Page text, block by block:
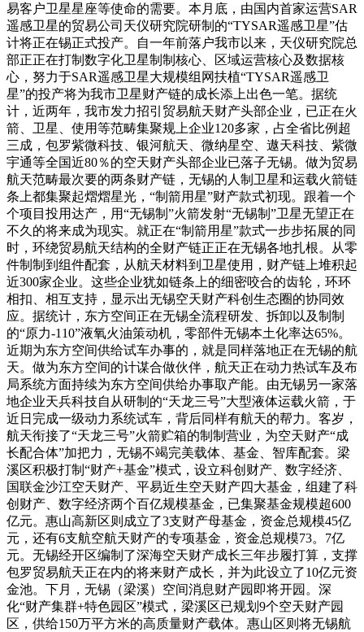
易客户卫星星座等使命的需要。本月底，由国内首家运营SAR
遥感卫星的贸易公司天仪研究院研制的“TYSAR遥感卫星”估
计将正在锡正式投产。自一年前落户我市以来，天仪研究院总
部正正在打制数字化卫星制制核心、区域运营核心及数据核
心，努力于SAR遥感卫星大规模组网扶植“TYSAR遥感卫
星”的投产将为我市卫星财产链的成长添上出色一笔。据统
计，近两年，我市发力招引贸易航天财产头部企业，已正在火
箭、卫星、使用等范畴集聚规上企业120多家，占全省比例超
三成，包罗紫微科技、银河航天、微纳星空、遨天科技、紫微
宇通等全国近80％的空天财产头部企业已落子无锡。做为贸易
航天范畴最次要的两条财产链，无锡的人制卫星和运载火箭链
条上都集聚起熠熠星光，“制箭用星”财产款式初现。跟着一个
个项目投用达产，用“无锡制”火箭发射“无锡制”卫星无望正在
不久的将来成为现实。就正在“制箭用星”款式一步步拓展的同
时，环绕贸易航天结构的全财产链正正在无锡各地扎根。从零
件制制到组件配套，从航天材料到卫星使用，财产链上堆积起
近300家企业。这些企业犹如链条上的细密咬合的齿轮，环环
相扣、相互支持，显示出无锡空天财产科创生态圈的协同效
应。据统计，东方空间正在无锡全流程研发、拆卸以及制制
的“原力-110”液氧火油策动机，零部件无锡本土化率达65%。
近期为东方空间供给试车办事的，就是同样落地正在无锡的航
天。做为东方空间的计谋合做伙伴，航天正在动力热试车及布
局系统方面持续为东方空间供给办事取产能。由无锡另一家落
地企业天兵科技自从研制的“天龙三号”大型液体运载火箭，于
近日完成一级动力系统试车，背后同样有航天的帮力。客岁，
航天衔接了“天龙三号”火箭贮箱的制制营业，为空天财产“成
长配合体”加把力，无锡不竭完美载体、基金、智库配套。梁
溪区积极打制“财产+基金”模式，设立科创财产、数字经济、
国联金沙江空天财产、平易近生空天财产四大基金，组建了科
创财产、数字经济两个百亿规模基金，已集聚基金规模超600
亿元。惠山高新区则成立了3支财产母基金，资金总规模45亿
元，还有6支航空航天财产的专项基金，资金总规模73。7亿
元。无锡经开区编制了深海空天财产成长三年步履打算，支撑
包罗贸易航天正在内的将来财产成长，并为此设立了10亿元资
金池。下月，无锡（梁溪）空间消息财产园即将开园。深
化“财产集群+特色园区”模式，梁溪区已规划9个空天财产园
区，供给150万平方米的高质量财产载体。惠山区则将无锡航